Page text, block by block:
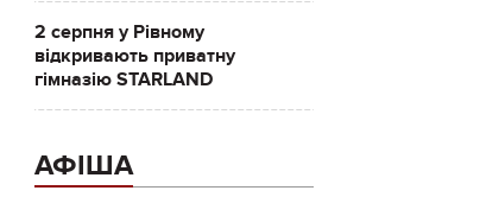
2 серпня у Рівному
відкривають приватну
гімназію STARLAND
АФІША